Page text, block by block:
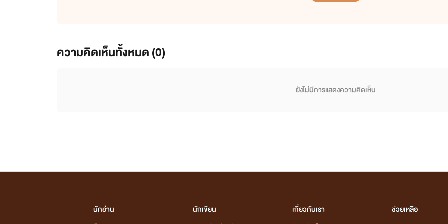
ความคิดเห็นทั้งหมด (0)
ยังไม่มีการแสดงความคิดเห็น
นักอ่าน
นักเขียน
เกี่ยวกับเรา
ช่วยเหลือ